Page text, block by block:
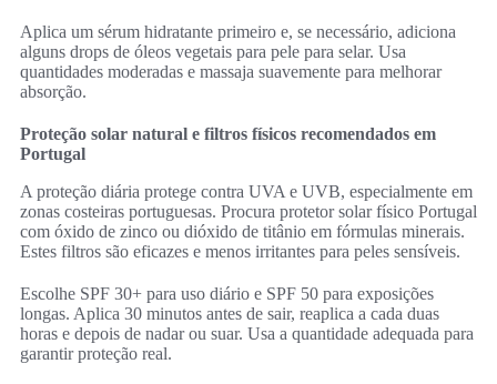
Aplica um sérum hidratante primeiro e, se necessário, adiciona
alguns drops de óleos vegetais para pele para selar. Usa
quantidades moderadas e massaja suavemente para melhorar
absorção.
Proteção solar natural e filtros físicos recomendados em
Portugal
A proteção diária protege contra UVA e UVB, especialmente em
zonas costeiras portuguesas. Procura protetor solar físico Portugal
com óxido de zinco ou dióxido de titânio em fórmulas minerais.
Estes filtros são eficazes e menos irritantes para peles sensíveis.
Escolhe SPF 30+ para uso diário e SPF 50 para exposições
longas. Aplica 30 minutos antes de sair, reaplica a cada duas
horas e depois de nadar ou suar. Usa a quantidade adequada para
garantir proteção real.